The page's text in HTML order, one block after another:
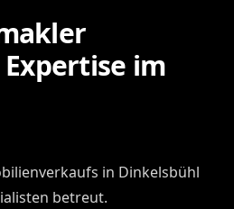
im
in Dinkelsbühl
betreut.